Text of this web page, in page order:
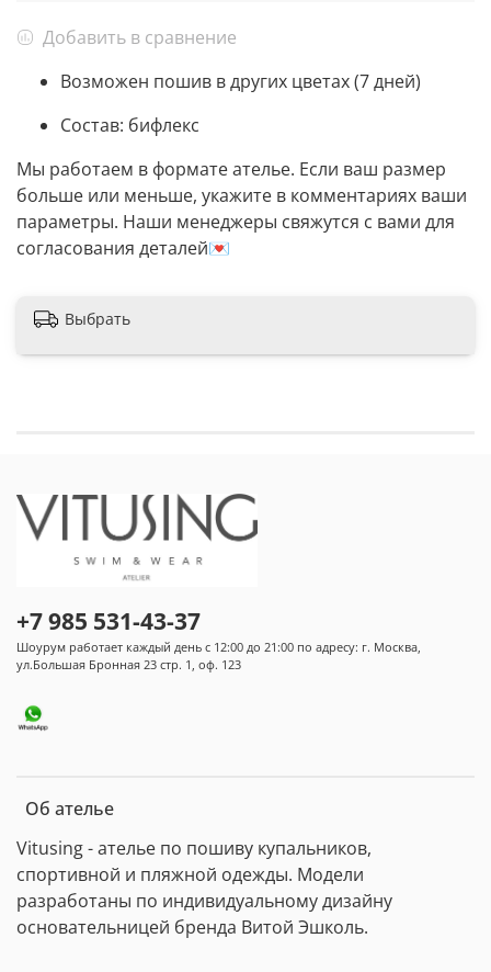
Добавить в сравнение
Возможен пошив в других цветах (7 дней)
Состав: бифлекс
Мы работаем в формате ателье. Если ваш размер
больше или меньше, укажите в комментариях ваши
параметры. Наши менеджеры свяжутся с вами для
согласования деталей💌
Выбрать
Об ателье
Vitusing - ателье по пошиву купальников,
спортивной и пляжной одежды. Модели
разработаны по индивидуальному дизайну
основательницей бренда Витой Эшколь.
+7 985 531-43-37
Шоурум работает каждый день с 12:00 до 21:00 по адресу: г. Москва,
ул.Большая Бронная 23 стр. 1, оф. 123